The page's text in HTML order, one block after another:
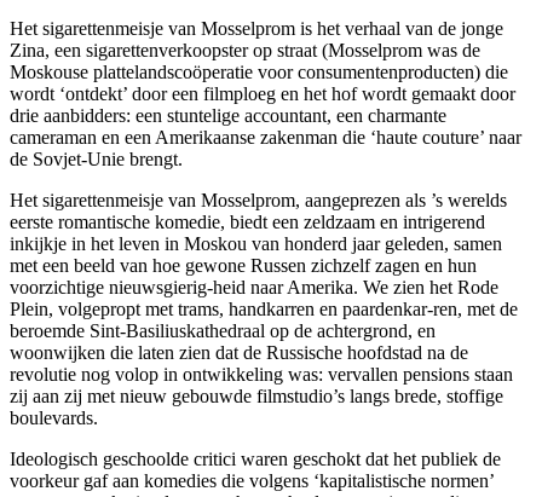
Het sigarettenmeisje van Mosselprom is het verhaal van de jonge
Zina, een sigarettenverkoopster op straat (Mosselprom was de
Moskouse plattelandscoöperatie voor consumentenproducten) die
wordt ‘ontdekt’ door een filmploeg en het hof wordt gemaakt door
drie aanbidders: een stuntelige accountant, een charmante
cameraman en een Amerikaanse zakenman die ‘haute couture’ naar
de Sovjet-Unie brengt.
Het sigarettenmeisje van Mosselprom, aangeprezen als ’s werelds
eerste romantische komedie, biedt een zeldzaam en intrigerend
inkijkje in het leven in Moskou van honderd jaar geleden, samen
met een beeld van hoe gewone Russen zichzelf zagen en hun
voorzichtige nieuwsgierig-heid naar Amerika. We zien het Rode
Plein, volgepropt met trams, handkarren en paardenkar-ren, met de
beroemde Sint-Basiliuskathedraal op de achtergrond, en
woonwijken die laten zien dat de Russische hoofdstad na de
revolutie nog volop in ontwikkeling was: vervallen pensions staan
zij aan zij met nieuw gebouwde filmstudio’s langs brede, stoffige
boulevards.
Ideologisch geschoolde critici waren geschokt dat het publiek de
voorkeur gaf aan komedies die volgens ‘kapitalistische normen’